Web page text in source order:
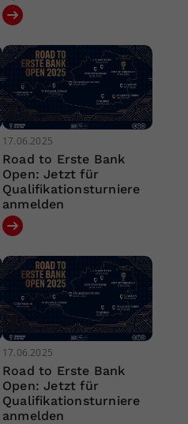
17.06.2025
Road to Erste Bank
Open: Jetzt für
Qualifikationsturniere
anmelden
17.06.2025
Road to Erste Bank
Open: Jetzt für
Qualifikationsturniere
anmelden